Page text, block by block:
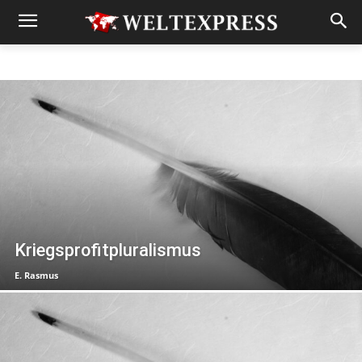
Kriegsprofitpluralismus
E. Rasmus